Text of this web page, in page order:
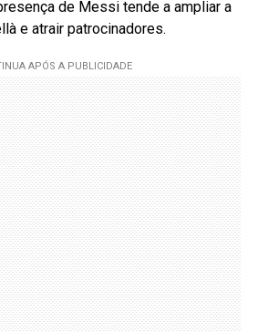
de Messi tende a ampliar a
e atrair patrocinadores.